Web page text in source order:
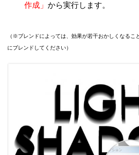
作成」 から実行します。
（※ブレンドによっては、効果が若干おかしくなるこ
にブレンドしてください）